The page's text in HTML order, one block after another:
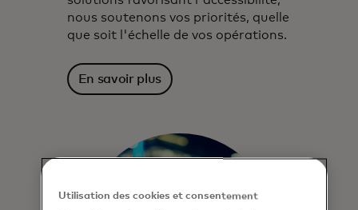
nous soutenons vos priorités, quelle
que soit l'échelle de vos opérations.
En savoir plus
Utilisation des cookies et consentement